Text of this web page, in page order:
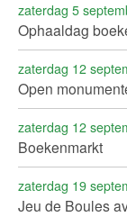
zaterdag 5
Ophaaldag
zaterdag 12
Open
zaterdag 12
Boekenmarkt
zaterdag 19
Jeu de Boules